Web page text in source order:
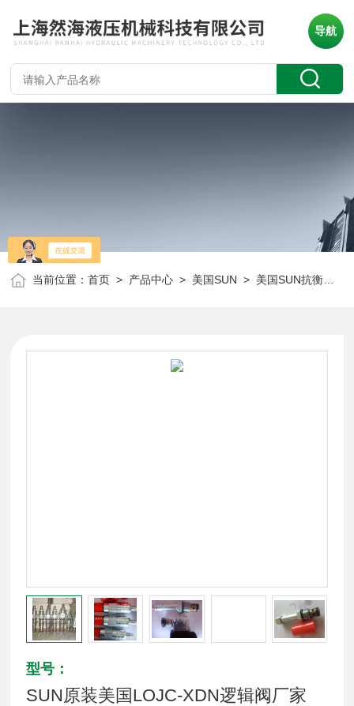
导航
当前位置：首页 > 产品中心 > 美国SUN > 美国SUN抗衡阀
型号：
SUN原装美国LOJC-XDN逻辑阀厂家